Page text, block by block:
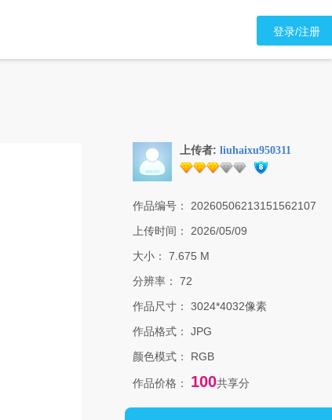
登录/注册
上传者: liuhaixu950311
作品编号：
20260506213151562107
上传时间：
2026/05/09
大小：
7.675 M
分辨率：
72
作品尺寸：
3024*4032像素
作品格式：
JPG
颜色模式：
RGB
作品价格： 100共享分